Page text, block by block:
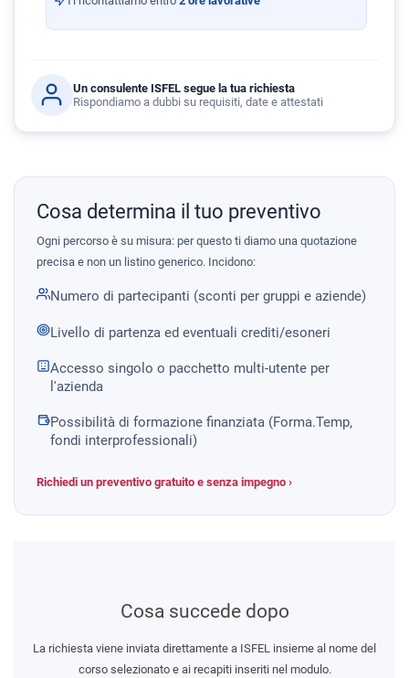
Un consulente ISFEL segue la tua richiesta
Rispondiamo a dubbi su requisiti, date e attestati
Cosa determina il tuo preventivo
Ogni percorso è su misura: per questo ti diamo una quotazione
precisa e non un listino generico. Incidono:
Numero di partecipanti (sconti per gruppi e aziende)
Livello di partenza ed eventuali crediti/esoneri
Accesso singolo o pacchetto multi-utente per
l'azienda
Possibilità di formazione finanziata (Forma.Temp,
fondi interprofessionali)
Richiedi un preventivo gratuito e senza impegno ›
Cosa succede dopo
La richiesta viene inviata direttamente a ISFEL insieme al nome del
corso selezionato e ai recapiti inseriti nel modulo.